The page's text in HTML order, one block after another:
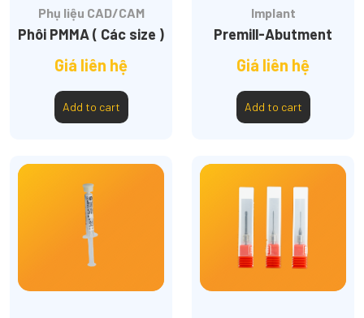
Phụ liệu CAD/CAM
Phôi PMMA ( Các size )
Giá liên hệ
Add to cart
Implant
Premill-Abutment
Giá liên hệ
Add to cart